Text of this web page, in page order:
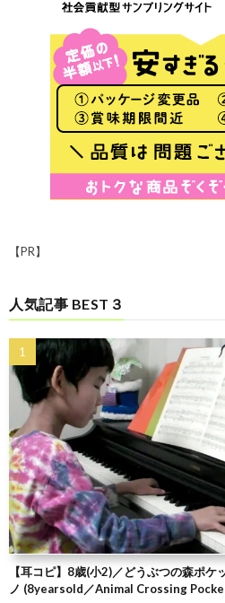
【PR】
人気記事 BEST３
【耳コピ】8歳(小2)／どうぶつの森ポ
ノ (8yearsold／Animal Crossing